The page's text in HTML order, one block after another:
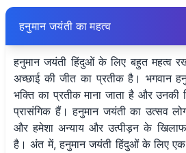
हनुमान जयंती का महत्व
हनुमान जयंती हिंदुओं के लिए बहुत महत्व
अच्छाई की जीत का प्रतीक है। भगवान
भक्ति का प्रतीक माना जाता है और उनकी
प्रासंगिक हैं। हनुमान जयंती का उत्सव
और हमेशा अन्याय और उत्पीड़न के
है। अंत में, हनुमान जयंती हिंदुओं के लिए एक